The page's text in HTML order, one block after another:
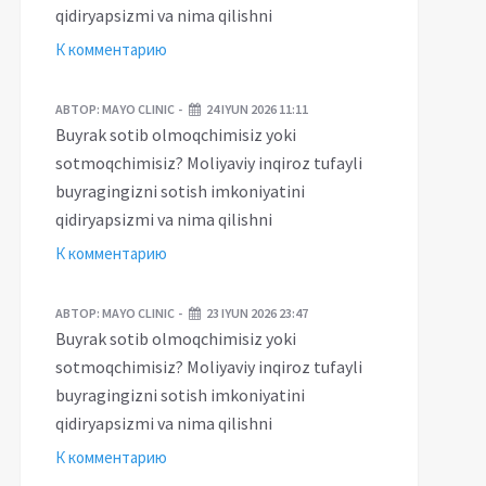
qidiryapsizmi va nima qilishni
К комментарию
АВТОР: MAYO CLINIC 24 IYUN 2026 11:11
Buyrak sotib olmoqchimisiz yoki
sotmoqchimisiz? Moliyaviy inqiroz tufayli
buyragingizni sotish imkoniyatini
qidiryapsizmi va nima qilishni
К комментарию
АВТОР: MAYO CLINIC 23 IYUN 2026 23:47
Buyrak sotib olmoqchimisiz yoki
sotmoqchimisiz? Moliyaviy inqiroz tufayli
buyragingizni sotish imkoniyatini
qidiryapsizmi va nima qilishni
К комментарию